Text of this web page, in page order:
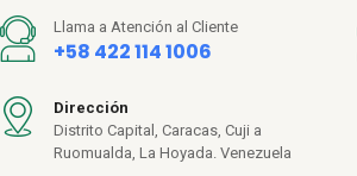
Llama a Atención al Cliente
+58 422 114 1006
Dirección
Distrito Capital, Caracas, Cuji a
Ruomualda, La Hoyada. Venezuela